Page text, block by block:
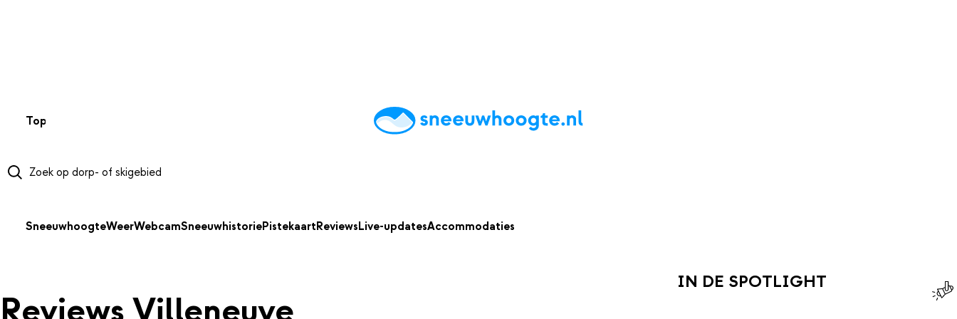
Top 50 AccommodatiesTipsReviewsLive updatesApp
SneeuwhoogteWeerWebcamSneeuwhistoriePistekaartReviewsLive-updatesAccommodaties
IN DE SPOTLIGHT